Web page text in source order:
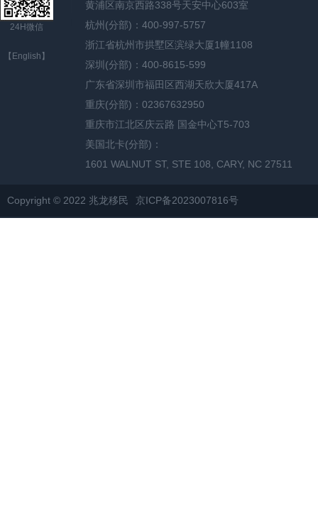
24H微信
【English】
黄浦区南京西路338号天安中心603室
杭州(分部)：400-997-5757
浙江省杭州市拱墅区滨绿大厦1幢1108
深圳(分部)：400-8615-599
广东省深圳市福田区西湖天欣大厦417A
重庆(分部)：02367632950
重庆市江北区庆云路 国金中心T5-703
美国北卡(分部)：
1601 WALNUT ST, STE 108, CARY, NC 27511
Copyright © 2022 兆龙移民 京ICP备2023007816号